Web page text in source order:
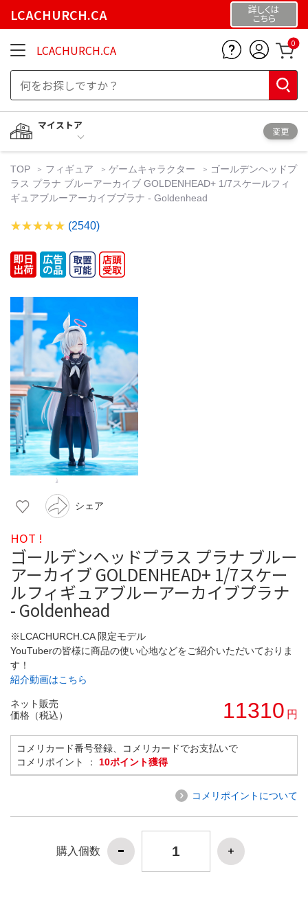
LCACHURCH.CA 詳しくは
こちら
LCACHURCH.CA 0
マイストア
変更
TOP フィギュア ゲームキャラクター
ゴールデンヘッドプ
ラス プラナ ブルーアーカイブ GOLDENHEAD+ 1/7スケールフィ
ギュアブルーアーカイブプラナ - Goldenhead
(2540)
シェア
HOT !
ゴールデンヘッドプラス プラナ ブルー
アーカイブ GOLDENHEAD+ 1/7スケー
ルフィギュアブルーアーカイブプラナ
- Goldenhead
※LCACHURCH.CA 限定モデル
YouTuberの皆様に商品の使い心地などをご紹介いただいておりま
す！
紹介動画はこちら
ネット販売
価格（税込）
11310 円
コメリカード番号登録、コメリカードでお支払いで
コメリポイント ： 10ポイント獲得
コメリポイントについて
購入個数